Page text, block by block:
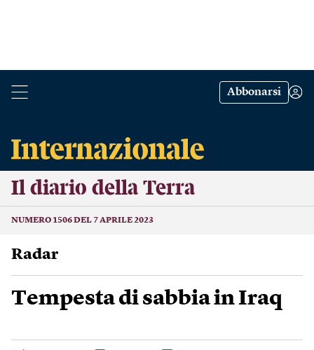
Abbonarsi
Il diario della Terra
NUMERO 1506 DEL 7 APRILE 2023
Radar
Tempesta di sabbia in Iraq